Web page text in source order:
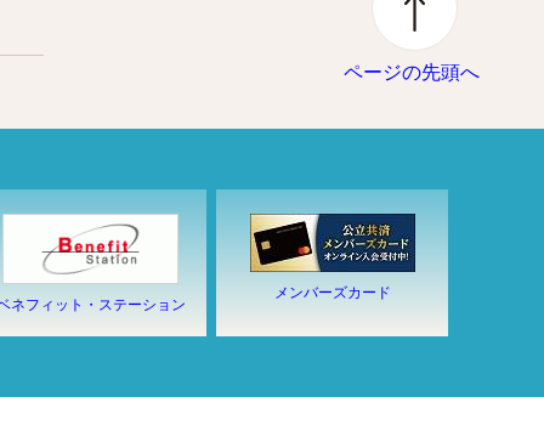
ページの先頭へ
ネフィット・ステーション
メンバーズカード